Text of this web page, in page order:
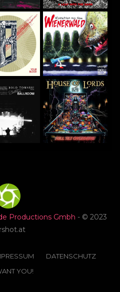
Productions Gmbh - © 2023
DATENSCHUTZ
YOU!